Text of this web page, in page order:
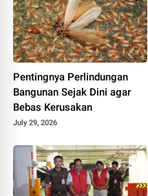
Pentingnya Perlindungan
Bangunan Sejak Dini agar
Bebas Kerusakan
July 29, 2026